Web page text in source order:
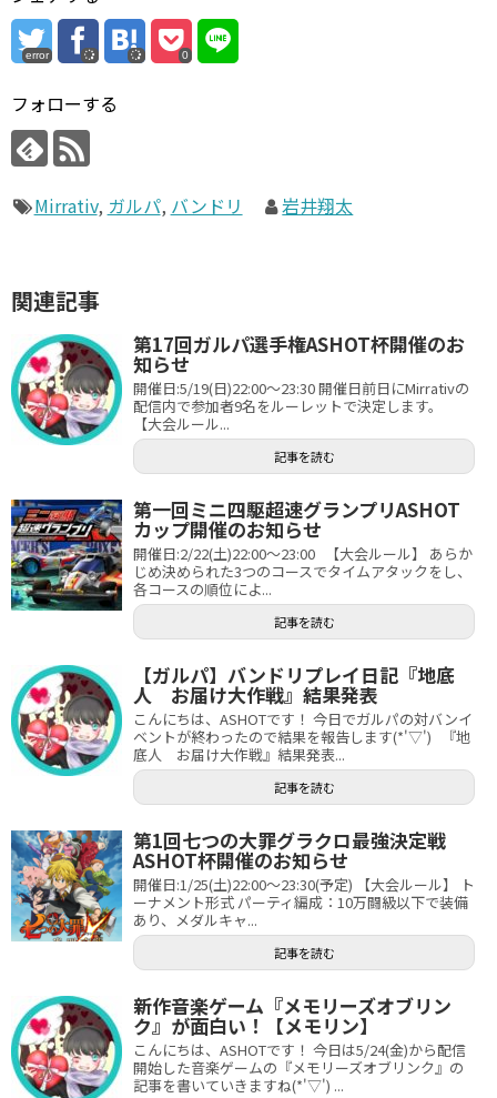
error 0
フォローする
Mirrativ, ガルパ, バンドリ 岩井翔太
関連記事
第17回ガルパ選手権ASHOT杯開催のお
知らせ
開催日:5/19(日)22:00～23:30 開催日前日にMirrativの
配信内で参加者9名をルーレットで決定します。
【大会ルール...
記事を読む
第一回ミニ四駆超速グランプリASHOT
カップ開催のお知らせ
開催日:2/22(土)22:00～23:00 【大会ルール】 あらか
じめ決められた3つのコースでタイムアタックをし、
各コースの順位によ...
記事を読む
【ガルパ】バンドリプレイ日記『地底
人 お届け大作戦』結果発表
こんにちは、ASHOTです！ 今日でガルパの対バンイ
ベントが終わったので結果を報告します(*'▽') 『地
底人 お届け大作戦』結果発表...
記事を読む
第1回七つの大罪グラクロ最強決定戦
ASHOT杯開催のお知らせ
開催日:1/25(土)22:00～23:30(予定) 【大会ルール】 ト
ーナメント形式 パーティ編成：10万闘級以下で装備
あり、メダルキャ...
記事を読む
新作音楽ゲーム『メモリーズオブリン
ク』が面白い！【メモリン】
こんにちは、ASHOTです！ 今日は5/24(金)から配信
開始した音楽ゲームの『メモリーズオブリンク』の
記事を書いていきますね(*'▽') ...